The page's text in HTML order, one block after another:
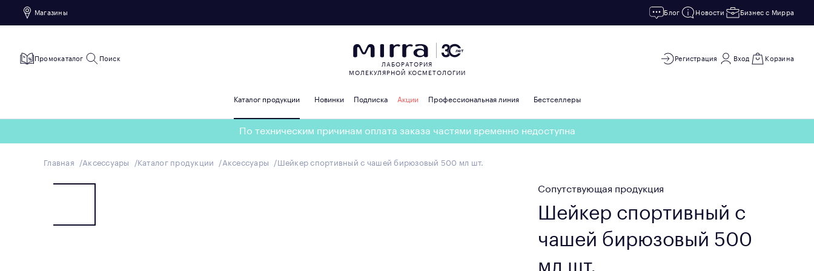
Магазины Блог Новости Бизнес с Мирра
Промокаталог Поиск
ЛАБОРАТОРИЯ
МОЛЕКУЛЯРНОЙ КОСМЕТОЛОГИИ
Регистрация Вход Корзина
Каталог продукции Новинки Подписка Акции Профессиональная линия Бестселлеры
По техническим причинам оплата заказа частями временно недоступна
Главная Аксессуары Каталог продукции Аксессуары Шейкер спортивный с чашей бирюзовый 500 мл шт.
Сопутствующая продукция
Шейкер спортивный с
чашей бирюзовый 500
мл шт.